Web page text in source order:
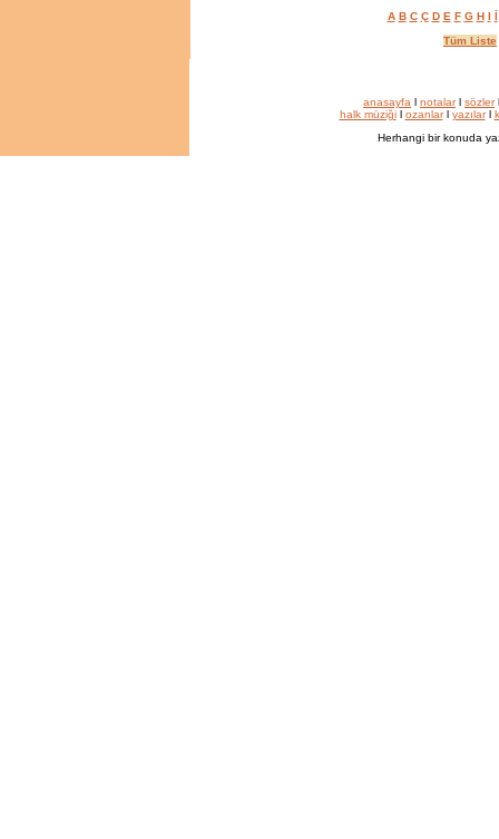
A B C Ç D E F G H I İ
Tüm Liste
anasayfa l notalarl sözler
halk müziğil ozanlarl yazılarl
Herhangi bir konuda